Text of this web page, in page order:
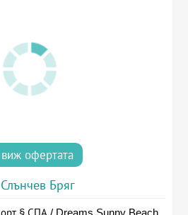
виж офертата
Слънчев Бряг